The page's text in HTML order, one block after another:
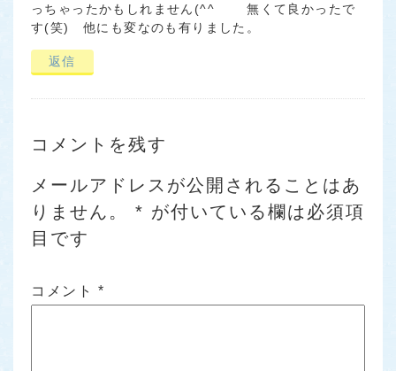
っちゃったかもしれません(^^ゞ 無くて良かったで
す(笑) 他にも変なのも有りました。
返信
コメントを残す
メールアドレスが公開されることはあ
りません。
* が付いている欄は必須項
目です
コメント *